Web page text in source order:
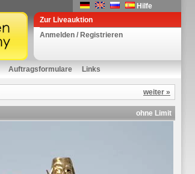
Hilfe
Zur Liveauktion
Anmelden / Registrieren
Auftragsformulare Links
weiter »
ohne Limit